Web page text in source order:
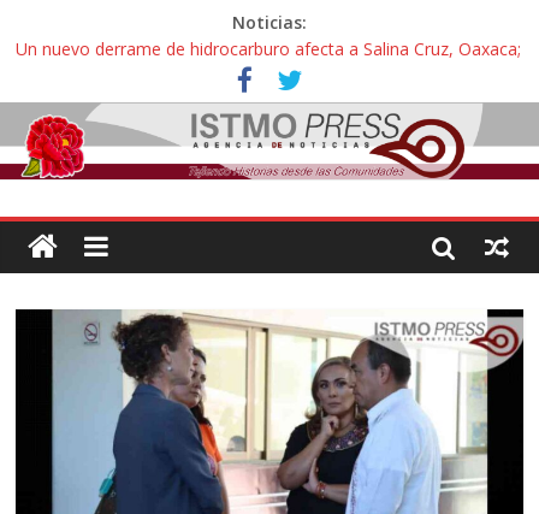
Noticias:
Un nuevo derrame de hidrocarburo afecta a Salina Cruz, Oaxaca;
ahora pescadores de Salinas del Marqués denuncian daños de
Pemex
Ángel, el joven autista expulsado por la Universidad Bienestar de
Ixtepec, Oaxaca vuelve a las aulas tras amparo
Familiares de periodista Alejandro Leyva se reúnen con titular de
intelectuales de su asesinato
Alertan pescadores de Juchitán, Oaxaca de nuevo despojo de su
Pescadores y comuneros ikoots detienen la extracción ilegal de
material pétreo de gravera Oyamel